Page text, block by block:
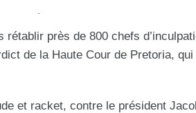
près de 800 chefs
de la Haute Cour de Pretoria,
et racket, contre le président